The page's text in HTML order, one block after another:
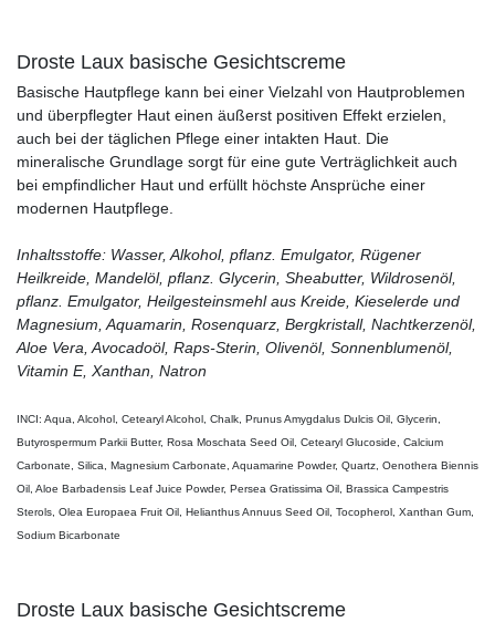
Droste Laux basische Gesichtscreme
Basische Hautpflege kann bei einer Vielzahl von Hautproblemen
und überpflegter Haut einen äußerst positiven Effekt erzielen,
auch bei der täglichen Pflege einer intakten Haut. Die
mineralische Grundlage sorgt für eine gute Verträglichkeit auch
bei empfindlicher Haut und erfüllt höchste Ansprüche einer
modernen Hautpflege.
Inhaltsstoffe: Wasser, Alkohol, pflanz. Emulgator, Rügener
Heilkreide, Mandelöl, pflanz. Glycerin, Sheabutter, Wildrosenöl,
pflanz. Emulgator, Heilgesteinsmehl aus Kreide, Kieselerde und
Magnesium, Aquamarin, Rosenquarz, Bergkristall, Nachtkerzenöl,
Aloe Vera, Avocadoöl, Raps-Sterin, Olivenöl, Sonnenblumenöl,
Vitamin E, Xanthan, Natron
INCI: Aqua, Alcohol, Cetearyl Alcohol, Chalk, Prunus Amygdalus Dulcis Oil, Glycerin,
Butyrospermum Parkii Butter, Rosa Moschata Seed Oil, Cetearyl Glucoside, Calcium
Carbonate, Silica, Magnesium Carbonate, Aquamarine Powder, Quartz, Oenothera Biennis
Oil, Aloe Barbadensis Leaf Juice Powder, Persea Gratissima Oil, Brassica Campestris
Sterols, Olea Europaea Fruit Oil, Helianthus Annuus Seed Oil, Tocopherol, Xanthan Gum,
Sodium Bicarbonate
Droste Laux basische Gesichtscreme